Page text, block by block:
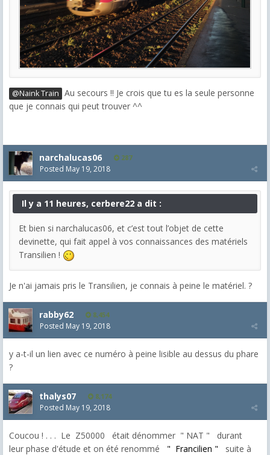
@Naink Train Au secours !! Je crois que tu es la seule personne
que je connais qui peut trouver ^^
narchalucas06 287
Posted May 19, 2018
Il y a 11 heures, cerbere22 a dit :
Et bien si narchalucas06, et c’est tout l’objet de cette
devinette, qui fait appel à vos connaissances des matériels
Transilien !
Je n'ai jamais pris le Transilien, je connais à peine le matériel. ?
rabby62 8,454
Posted May 19, 2018
y a-t-il un lien avec ce numéro à peine lisible au dessus du phare
?
thalys07 8,174
Posted May 19, 2018
Coucou ! . . . Le Z50000 était dénommer " NAT " durant
leur phase d'étude et on été renommé " Francilien "
suite à